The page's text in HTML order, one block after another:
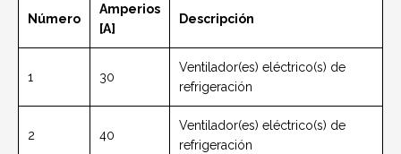
Número
Amperios
[A]
Descripción
1 30
Ventilador(es) eléctrico(s) de
refrigeración
2 40
Ventilador(es) eléctrico(s) de
refrigeración